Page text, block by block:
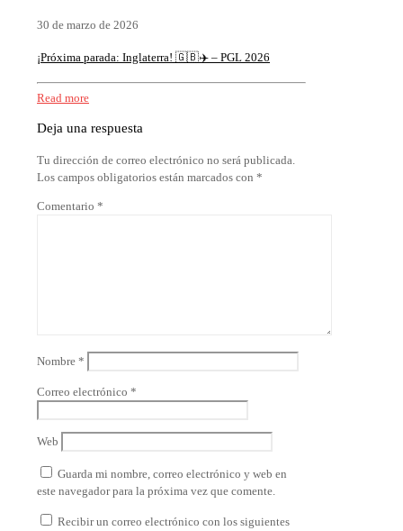
30 de marzo de 2026
¡Próxima parada: Inglaterra! 🇬🇧✈️ – PGL 2026
Read more
Deja una respuesta
Tu dirección de correo electrónico no será publicada.
Los campos obligatorios están marcados con *
Comentario *
Nombre *
Correo electrónico *
Web
Guarda mi nombre, correo electrónico y web en
este navegador para la próxima vez que comente.
Recibir un correo electrónico con los siguientes